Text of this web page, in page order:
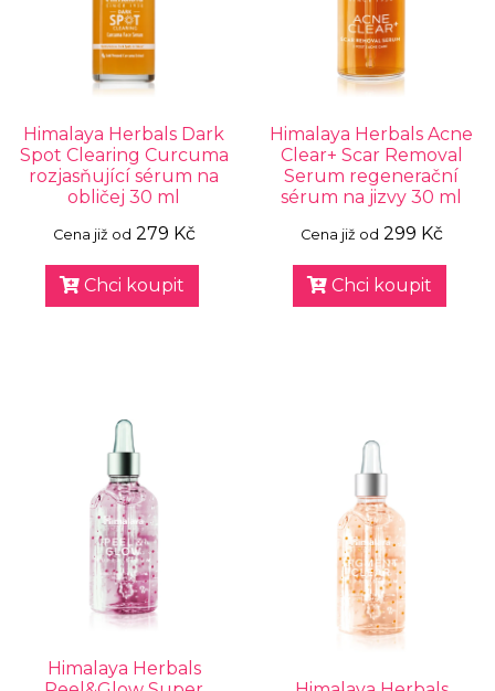
Himalaya Herbals Dark
Spot Clearing Curcuma
rozjasňující sérum na
obličej 30 ml
Cena již od 279 Kč
Chci koupit
Himalaya Herbals Acne
Clear+ Scar Removal
Serum regenerační
sérum na jizvy 30 ml
Cena již od 299 Kč
Chci koupit
Himalaya Herbals